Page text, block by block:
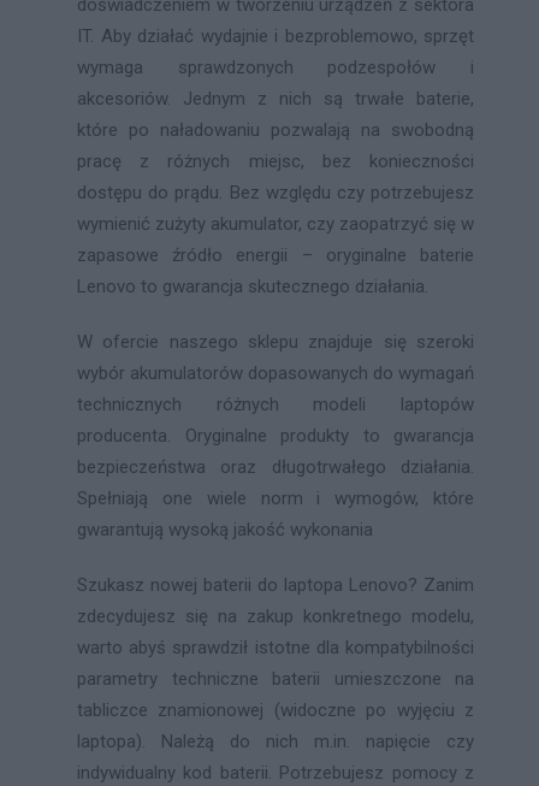
doświadczeniem w tworzeniu urządzeń z sektora
IT. Aby działać wydajnie i bezproblemowo, sprzęt
wymaga sprawdzonych podzespołów i
akcesoriów. Jednym z nich są trwałe baterie,
które po naładowaniu pozwalają na swobodną
pracę z różnych miejsc, bez konieczności
dostępu do prądu. Bez względu czy potrzebujesz
wymienić zużyty akumulator, czy zaopatrzyć się w
zapasowe źródło energii – oryginalne baterie
Lenovo to gwarancja skutecznego działania.
W ofercie naszego sklepu znajduje się szeroki
wybór akumulatorów dopasowanych do wymagań
technicznych różnych modeli laptopów
producenta. Oryginalne produkty to gwarancja
bezpieczeństwa oraz długotrwałego działania.
Spełniają one wiele norm i wymogów, które
gwarantują wysoką jakość wykonania
Szukasz nowej baterii do laptopa Lenovo? Zanim
zdecydujesz się na zakup konkretnego modelu,
warto abyś sprawdził istotne dla kompatybilności
parametry techniczne baterii umieszczone na
tabliczce znamionowej (widoczne po wyjęciu z
laptopa). Należą do nich m.in. napięcie czy
indywidualny kod baterii. Potrzebujesz pomocy z